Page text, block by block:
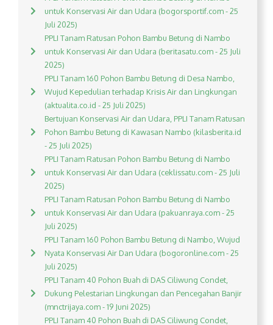
untuk Konservasi Air dan Udara (bogorsportif.com - 25
Juli 2025)
PPLI Tanam Ratusan Pohon Bambu Betung di Nambo
untuk Konservasi Air dan Udara (beritasatu.com - 25 Juli
2025)
PPLI Tanam 160 Pohon Bambu Betung di Desa Nambo,
Wujud Kepedulian terhadap Krisis Air dan Lingkungan
(aktualita.co.id - 25 Juli 2025)
Bertujuan Konservasi Air dan Udara, PPLI Tanam Ratusan
Pohon Bambu Betung di Kawasan Nambo (kilasberita.id
- 25 Juli 2025)
PPLI Tanam Ratusan Pohon Bambu Betung di Nambo
untuk Konservasi Air dan Udara (ceklissatu.com - 25 Juli
2025)
PPLI Tanam Ratusan Pohon Bambu Betung di Nambo
untuk Konservasi Air dan Udara (pakuanraya.com - 25
Juli 2025)
PPLI Tanam 160 Pohon Bambu Betung di Nambo, Wujud
Nyata Konservasi Air Dan Udara (bogoronline.com - 25
Juli 2025)
PPLI Tanam 40 Pohon Buah di DAS Ciliwung Condet,
Dukung Pelestarian Lingkungan dan Pencegahan Banjir
(mnctrijaya.com - 19 Juni 2025)
PPLI Tanam 40 Pohon Buah di DAS Ciliwung Condet,